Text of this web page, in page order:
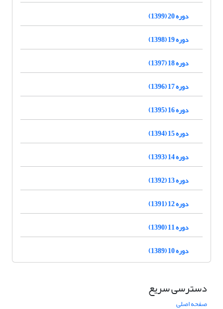
دوره 20 (1399)
دوره 19 (1398)
دوره 18 (1397)
دوره 17 (1396)
دوره 16 (1395)
دوره 15 (1394)
دوره 14 (1393)
دوره 13 (1392)
دوره 12 (1391)
دوره 11 (1390)
دوره 10 (1389)
دسترسی سریع
صفحه اصلی